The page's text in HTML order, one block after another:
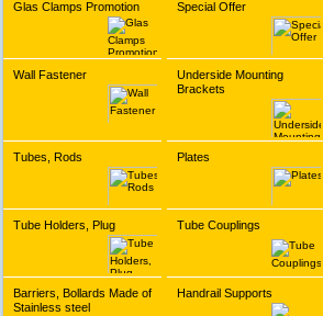
Glas Clamps Promotion Special Offer
Wall Fastener
Underside Mounting
Brackets
Tubes, Rods Plates
Tube Holders, Plug Tube Couplings
Barriers, Bollards Made of
Stainless steel
Handrail Supports